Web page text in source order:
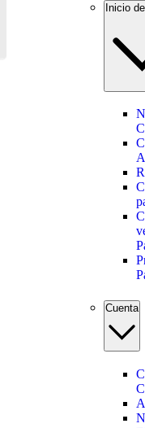
Inicio
Cuenta